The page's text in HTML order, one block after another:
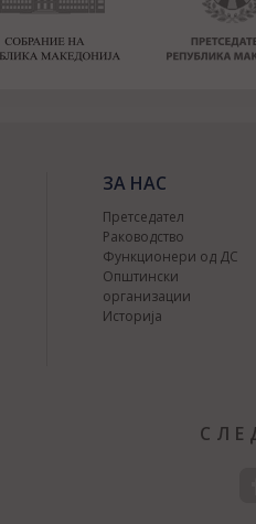
ЗА НАС
Претседател
Раководство
Функционери од ДС
Општински
организации
Историја